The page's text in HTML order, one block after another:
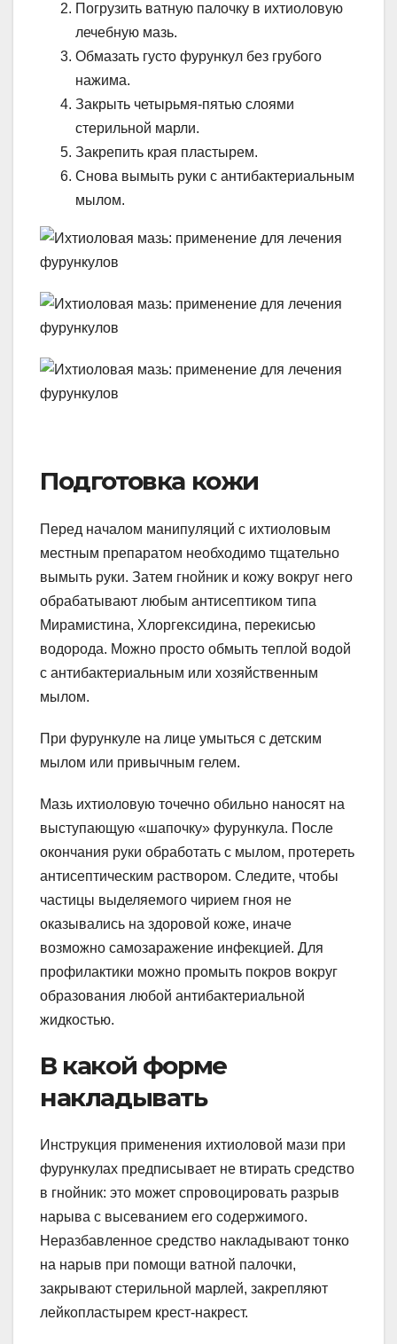
Погрузить ватную палочку в ихтиоловую
лечебную мазь.
Обмазать густо фурункул без грубого
нажима.
Закрыть четырьмя-пятью слоями
стерильной марли.
Закрепить края пластырем.
Снова вымыть руки с антибактериальным
мылом.
Подготовка кожи
Перед началом манипуляций с ихтиоловым
местным препаратом необходимо тщательно
вымыть руки. Затем гнойник и кожу вокруг него
обрабатывают любым антисептиком типа
Мирамистина, Хлоргексидина, перекисью
водорода. Можно просто обмыть теплой водой
с антибактериальным или хозяйственным
мылом.
При фурункуле на лице умыться с детским
мылом или привычным гелем.
Мазь ихтиоловую точечно обильно наносят на
выступающую «шапочку» фурункула. После
окончания руки обработать с мылом, протереть
антисептическим раствором. Следите, чтобы
частицы выделяемого чирием гноя не
оказывались на здоровой коже, иначе
возможно самозаражение инфекцией. Для
профилактики можно промыть покров вокруг
образования любой антибактериальной
жидкостью.
В какой форме
накладывать
Инструкция применения ихтиоловой мази при
фурункулах предписывает не втирать средство
в гнойник: это может спровоцировать разрыв
нарыва с высеванием его содержимого.
Неразбавленное средство накладывают тонко
на нарыв при помощи ватной палочки,
закрывают стерильной марлей, закрепляют
лейкопластырем крест-накрест.